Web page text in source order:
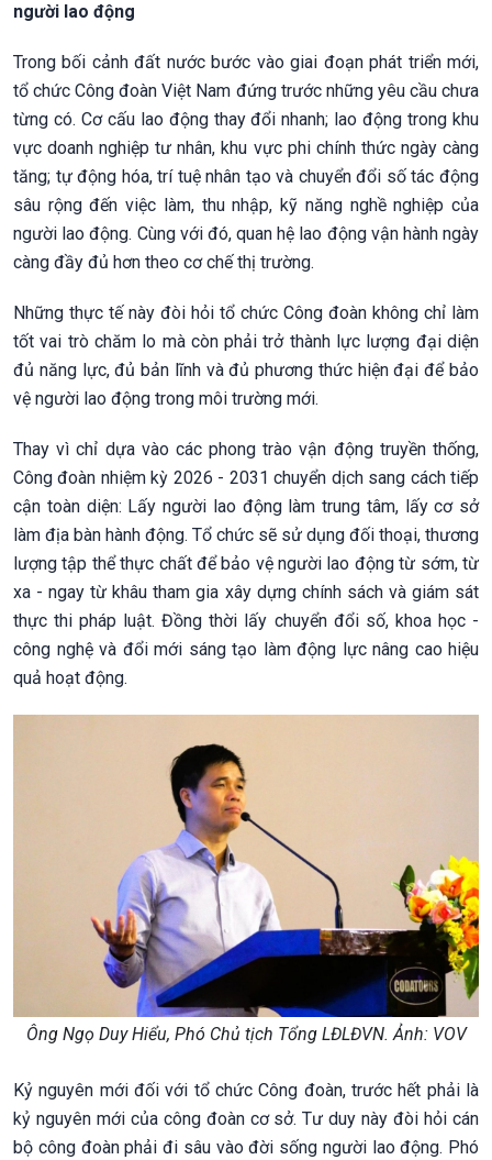
người lao động
Trong bối cảnh đất nước bước vào giai đoạn phát triển mới,
tổ chức Công đoàn Việt Nam đứng trước những yêu cầu chưa
từng có. Cơ cấu lao động thay đổi nhanh; lao động trong khu
vực doanh nghiệp tư nhân, khu vực phi chính thức ngày càng
tăng; tự động hóa, trí tuệ nhân tạo và chuyển đổi số tác động
sâu rộng đến việc làm, thu nhập, kỹ năng nghề nghiệp của
người lao động. Cùng với đó, quan hệ lao động vận hành ngày
càng đầy đủ hơn theo cơ chế thị trường.
Những thực tế này đòi hỏi tổ chức Công đoàn không chỉ làm
tốt vai trò chăm lo mà còn phải trở thành lực lượng đại diện
đủ năng lực, đủ bản lĩnh và đủ phương thức hiện đại để bảo
vệ người lao động trong môi trường mới.
Thay vì chỉ dựa vào các phong trào vận động truyền thống,
Công đoàn nhiệm kỳ 2026 - 2031 chuyển dịch sang cách tiếp
cận toàn diện: Lấy người lao động làm trung tâm, lấy cơ sở
làm địa bàn hành động. Tổ chức sẽ sử dụng đối thoại, thương
lượng tập thể thực chất để bảo vệ người lao động từ sớm, từ
xa - ngay từ khâu tham gia xây dựng chính sách và giám sát
thực thi pháp luật. Đồng thời lấy chuyển đổi số, khoa học -
công nghệ và đổi mới sáng tạo làm động lực nâng cao hiệu
quả hoạt động.
Ông Ngọ Duy Hiểu, Phó Chủ tịch Tổng LĐLĐVN. Ảnh: VOV
Kỷ nguyên mới đối với tổ chức Công đoàn, trước hết phải là
kỷ nguyên mới của công đoàn cơ sở. Tư duy này đòi hỏi cán
bộ công đoàn phải đi sâu vào đời sống người lao động. Phó